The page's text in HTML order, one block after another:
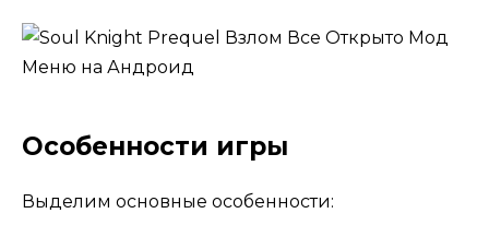
Особенности игры
Выделим основные особенности: